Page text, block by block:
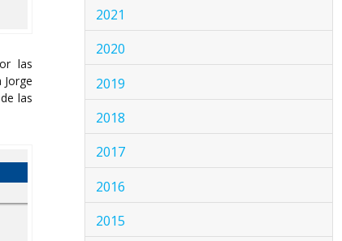
las
las
2021
2020
2019
2018
2017
2016
2015